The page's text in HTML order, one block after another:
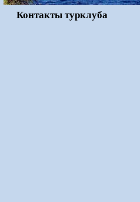
Контакты турклуба